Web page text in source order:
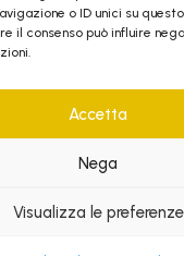
o ID unici su
il consenso può influire
Accetta
Nega
Visualizza le preferenze
maggiormente utilizzata
nello studio
l’azione di
che ne
dalla concentrazione del
con